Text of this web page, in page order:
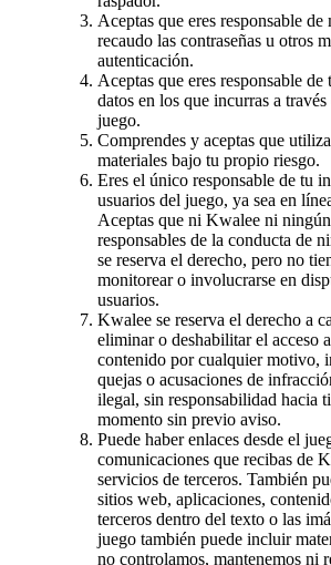
Aceptas que eres responsable de
recaudo las contraseñas u otros
autenticación.
Aceptas que eres responsable
datos en los que incurras a
juego.
Comprendes y aceptas que
materiales bajo tu propio riesgo.
Eres el único responsable de tu
usuarios del juego, ya sea en
Aceptas que ni Kwalee ni
responsables de la conducta de
se reserva el derecho, pero no
monitorear o involucrarse en
usuarios.
Kwalee se reserva el derecho a
eliminar o deshabilitar el acceso
contenido por cualquier motivo,
quejas o acusaciones de
ilegal, sin responsabilidad hacia
momento sin previo aviso.
Puede haber enlaces desde el
comunicaciones que recibas de
servicios de terceros. También
sitios web, aplicaciones,
terceros dentro del texto o las
juego también puede incluir
no controlamos, mantenemos ni